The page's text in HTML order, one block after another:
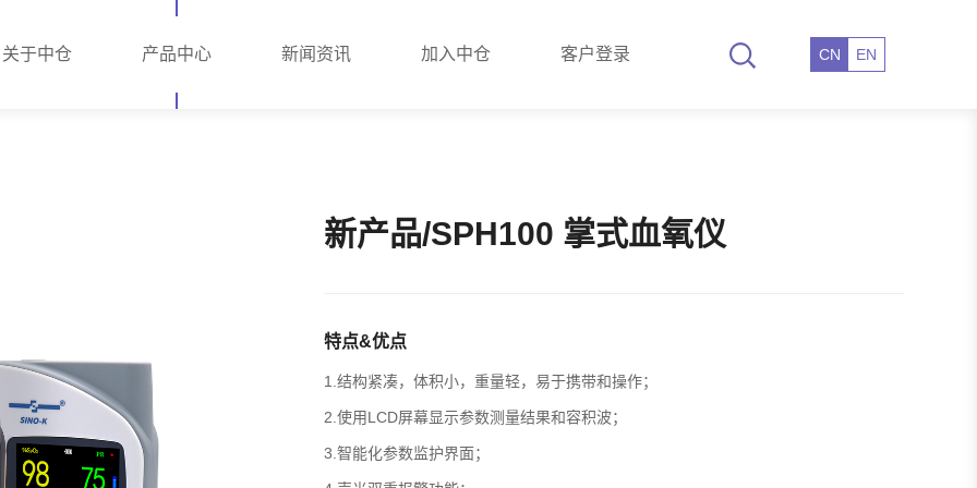
关于中仓 产品中心 新闻资讯 加入中仓 客户登录 CN EN
新产品/SPH100 掌式血氧仪
特点&优点
1.结构紧凑，体积小，重量轻，易于携带和操作；
2.使用LCD屏幕显示参数测量结果和容积波；
3.智能化参数监护界面；